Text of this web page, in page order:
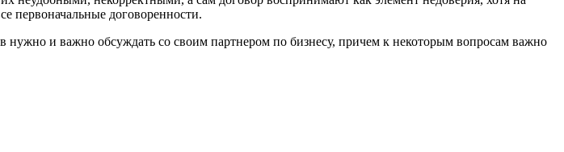
первоначальные договоренности.
и важно обсуждать со своим партнером по бизнесу, причем к некоторым вопросам важно